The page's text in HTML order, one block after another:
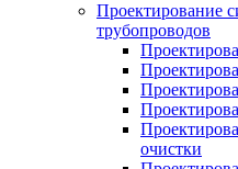
Проектирование
трубопроводов
очистки